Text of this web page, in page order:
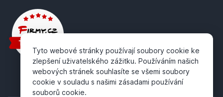
Tyto webové stránky používají soubory cookie ke
zlepšení uživatelského zážitku. Používáním našich
webových stránek souhlasíte se všemi soubory
cookie v souladu s našimi zásadami používání
souborů cookie.